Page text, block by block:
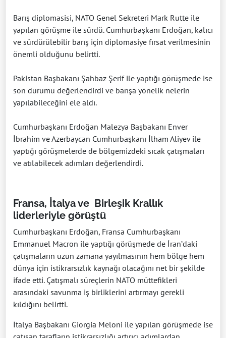
Barış diplomasisi, NATO Genel Sekreteri Mark Rutte ile
yapılan görüşme ile sürdü. Cumhurbaşkanı Erdoğan, kalıcı
ve sürdürülebilir barış için diplomasiye fırsat verilmesinin
önemli olduğunu belirtti.
Pakistan Başbakanı Şahbaz Şerif ile yaptığı görüşmede ise
son durumu değerlendirdi ve barışa yönelik nelerin
yapılabileceğini ele aldı.
Cumhurbaşkanı Erdoğan Malezya Başbakanı Enver
İbrahim ve Azerbaycan Cumhurbaşkanı İlham Aliyev ile
yaptığı görüşmelerde de bölgemizdeki sıcak çatışmaları
ve atılabilecek adımları değerlendirdi.
Fransa, İtalya ve Birleşik Krallık
liderleriyle görüştü
Cumhurbaşkanı Erdoğan, Fransa Cumhurbaşkanı
Emmanuel Macron ile yaptığı görüşmede de İran’daki
çatışmaların uzun zamana yayılmasının hem bölge hem
dünya için istikrarsızlık kaynağı olacağını net bir şekilde
ifade etti. Çatışmalı süreçlerin NATO müttefikleri
arasındaki savunma iş birliklerini artırmayı gerekli
kıldığını belirtti.
İtalya Başbakanı Giorgia Meloni ile yapılan görüşmede ise